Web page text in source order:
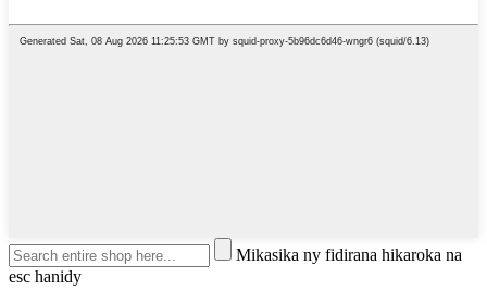
Mikasika ny fidirana hikaroka na
esc hanidy